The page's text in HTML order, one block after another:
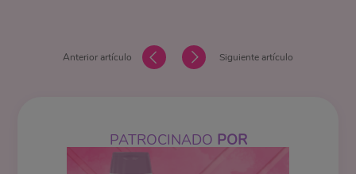
Anterior artículo Siguiente artículo
PATROCINADO POR